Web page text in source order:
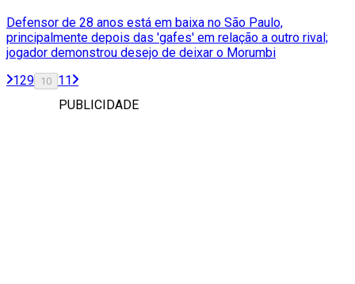
Defensor de 28 anos está em baixa no São Paulo,
principalmente depois das 'gafes' em relação a outro rival;
jogador demonstrou desejo de deixar o Morumbi
129 10 11
PUBLICIDADE